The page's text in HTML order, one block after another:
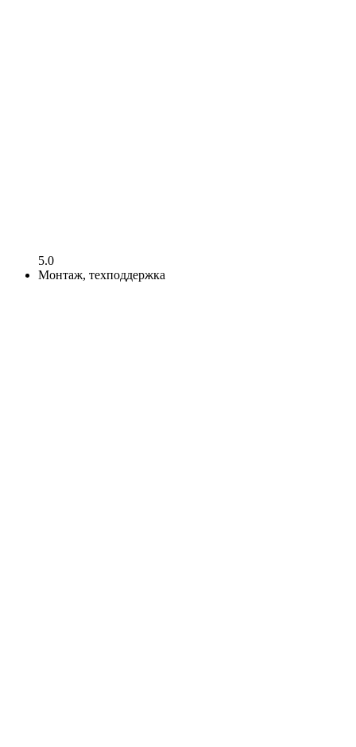
5.0
Монтаж, техподдержка